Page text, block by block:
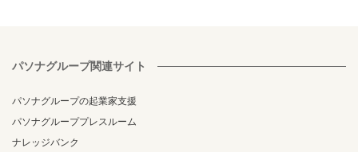
パソナグループ関連サイト
パソナグループの起業家支援
パソナグループプレスルーム
ナレッジバンク